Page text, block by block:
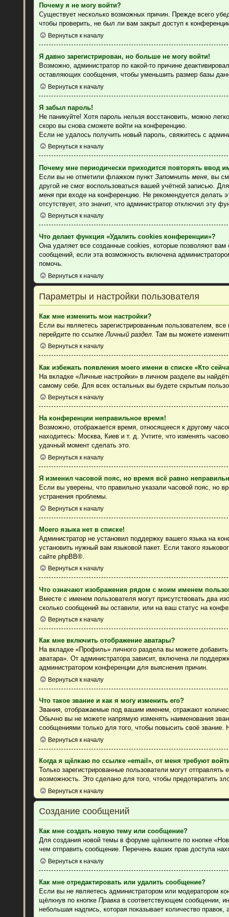
Почему я не могу войти?
Существует несколько возможных причин. Прежде всего
чтобы проверить, не был ли вам закрыт доступ к
Вернуться к началу
Я давно зарегистрирован, но больше не могу войти!
Возможно, администратор по какой-то причине
оставляющих сообщения, чтобы уменьшить размер базы
Вернуться к началу
Я забыл пароль!
Не паникуйте! Хотя пароль нельзя восстановить, можно
скоро вы снова сможете войти на конференцию.
Если не удалось получить новый пароль, свяжитесь с
Вернуться к началу
Почему мне периодически приходится повторять ввод
Если вы не отметили флажком пунктЗапомнить меня , вы
другой не смог воспользоваться вашей учётной записью.
меня при входе на конференцию. Не рекомендуется делать
отсутствует, это значит, что администратор отключил эту
Вернуться к началу
Что делает функция «Удалить cookies конференции»?
Она удаляет все созданные cookies, которые позволяют вам
сообщений, если эта возможность включена
помочь.
Вернуться к началу
Параметры и настройки пользователя
Как мне изменить мои настройки?
Если вы являетесь зарегистрированным пользователем,
перейдите по ссылкеЛичный раздел . Там вы можете
Вернуться к началу
Как избежать появления моего имени в списке «Кто
На вкладке «Личные настройки» в личном разделе вы
самому себе. Для всех остальных вы будете скрытым
Вернуться к началу
На конференции неправильное время!
Возможно, отображается время, относящееся к другому
находитесь: Москва, Киев и т. д. Учтите, что изменять
удачный момент сделать это.
Вернуться к началу
Я изменил часовой пояс, но время всё равно
Если вы уверены, что правильно указали часовой пояс, но
устранения проблемы.
Вернуться к началу
Моего языка нет в списке!
Администратор не установил поддержку вашего языка на
установить нужный вам языковой пакет. Если такого
сайтеphpBB®.
Вернуться к началу
Что означают изображения рядом с моим именем
Вместе с именем пользователя могут присутствовать два
сколько сообщений вы оставили, или на ваш статус на
Вернуться к началу
Как мне включить отображение аватары?
На вкладке «Профиль» личного раздела вы можете
аватара». От администратора зависит, включена ли
администратором конференции для выяснения причин.
Вернуться к началу
Что такое звание и как я могу изменить его?
Звания, отображаемые под вашим именем, отражают
Обычно вы не можете напрямую изменять наименования
сообщениями только для того, чтобы повысить своё
Вернуться к началу
Когда я щёлкаю по ссылке «email», от меня требуют
Только зарегистрированные пользователи могут
возможность. Это сделано для того, чтобы предотвратить
Вернуться к началу
Создание сообщений
Как мне создать новую тему или сообщение?
Для создания новой темы в форуме щёлкните по кнопке
чем отправить сообщение. Перечень ваших прав доступа
Вернуться к началу
Как мне отредактировать или удалить сообщение?
Если вы не являетесь администратором или модератором
щёлкнув по кнопкеПравка в соответствующем сообщении,
небольшая надпись, которая показывает количество